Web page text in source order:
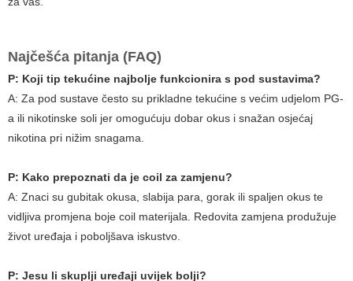
Najčešća pitanja (FAQ)
P: Koji tip tekućine najbolje funkcionira s pod sustavima?
A: Za pod sustave često su prikladne tekućine s većim udjelom PG-
a ili nikotinske soli jer omogućuju dobar okus i snažan osjećaj
nikotina pri nižim snagama.
P: Kako prepoznati da je coil za zamjenu?
A: Znaci su gubitak okusa, slabija para, gorak ili spaljen okus te
vidljiva promjena boje coil materijala. Redovita zamjena produžuje
život uređaja i poboljšava iskustvo.
P: Jesu li skuplji uređaji uvijek bolji?